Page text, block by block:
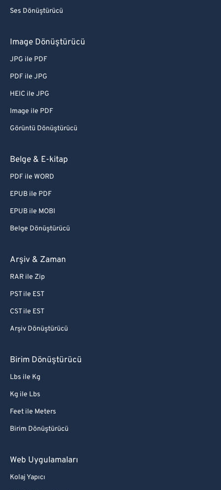
Ses Dönüştürücü
Image Dönüştürücü
JPG ile PDF
PDF ile JPG
HEIC ile JPG
Image ile PDF
Görüntü Dönüştürücü
Belge & E-kitap
PDF ile WORD
EPUB ile PDF
EPUB ile MOBI
Belge Dönüştürücü
Arşiv & Zaman
RAR ile Zip
PST ile EST
CST ile EST
Arşiv Dönüştürücü
Birim Dönüştürücü
Lbs ile Kg
Kg ile Lbs
Feet ile Meters
Birim Dönüştürücü
Web Uygulamaları
Kolaj Yapıcı